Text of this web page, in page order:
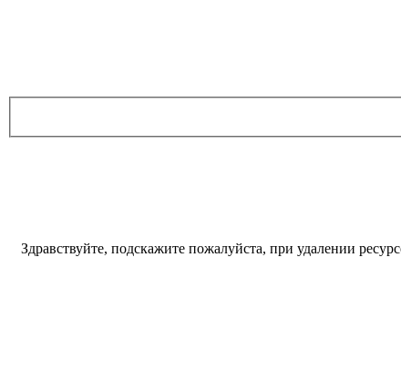
Здравствуйте, подскажите пожалуйста, при удалении